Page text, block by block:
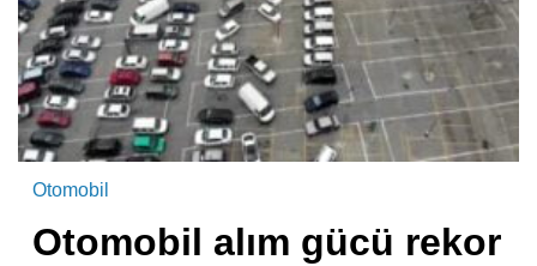
Otomobil
Otomobil alım gücü rekor